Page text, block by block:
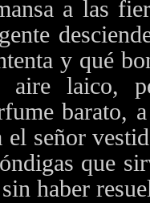
a las
y qué
aire laico,
barato,
el señor
que
haber